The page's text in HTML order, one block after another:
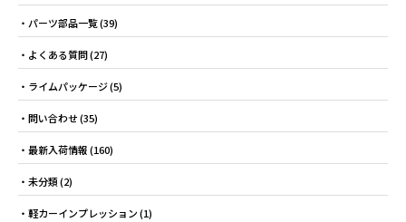
パーツ部品一覧(39)
よくある質問(27)
ライムパッケージ(5)
問い合わせ(35)
最新入荷情報(160)
未分類(2)
軽カーインプレッション(1)